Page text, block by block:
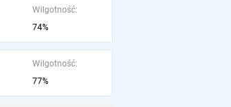
Wilgotność:
74%
Wilgotność:
77%